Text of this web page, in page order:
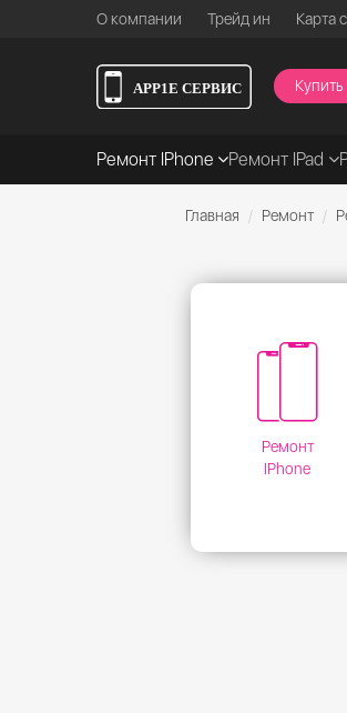
О компании Трейд ин Карта
Купить
Ремонт IPhone Ремонт IPad
Главная Ремонт
Ремонт
IPhone